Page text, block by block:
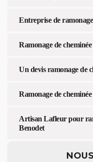
Entreprise de
Ramonage de
Un devis ramonage de
Ramonage de
Artisan Lafleur pour
Benodet